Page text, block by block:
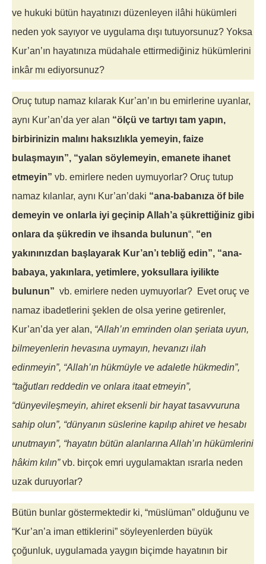
ve hukuki bütün hayatınızı düzenleyen ilâhi hükümleri
neden yok sayıyor ve uygulama dışı tutuyorsunuz? Yoksa
Kur’an’ın hayatınıza müdahale ettirmediğiniz hükümlerini
inkâr mı ediyorsunuz?
Oruç tutup namaz kılarak Kur’an’ın bu emirlerine uyanlar,
aynı Kur’an’da yer alan “ölçü ve tartıyı tam yapın,
birbirinizin malını haksızlıkla yemeyin, faize
bulaşmayın”, “yalan söylemeyin, emanete ihanet
etmeyin” vb. emirlere neden uymuyorlar? Oruç tutup
namaz kılanlar, aynı Kur’an’daki “ana-babanıza öf bile
demeyin ve onlarla iyi geçinip Allah’a şükrettiğiniz gibi
onlara da şükredin ve ihsanda bulunun“, “en
yakınınızdan başlayarak Kur’an’ı tebliğ edin”, “ana-
babaya, yakınlara, yetimlere, yoksullara iyilikte
bulunun” vb. emirlere neden uymuyorlar? Evet oruç ve
namaz ibadetlerini şeklen de olsa yerine getirenler,
Kur’an’da yer alan, “Allah’ın emrinden olan şeriata uyun,
bilmeyenlerin hevasına uymayın, hevanızı ilah
edinmeyin”, “Allah’ın hükmüyle ve adaletle hükmedin”,
“tağutları reddedin ve onlara itaat etmeyin”,
“dünyevileşmeyin, ahiret eksenli bir hayat tasavvuruna
sahip olun”, “dünyanın süslerine kapılıp ahiret ve hesabı
unutmayın”, “hayatın bütün alanlarına Allah’ın hükümlerini
hâkim kılın”vb. birçok emri uygulamaktan ısrarla neden
uzak duruyorlar?
Bütün bunlar göstermektedir ki, “müslüman” olduğunu ve
“Kur’an’a iman ettiklerini” söyleyenlerden büyük
çoğunluk, uygulamada yaygın biçimde hayatının bir